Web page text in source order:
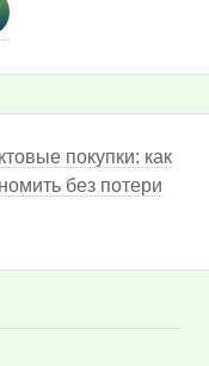
покупки: как
без потери